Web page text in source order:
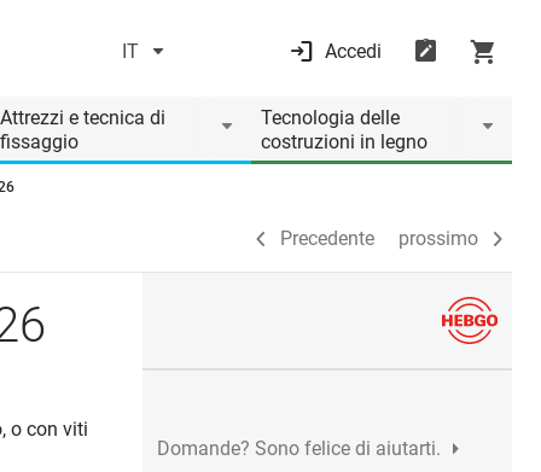
IT Accedi
Attrezzi e tecnica di
fissaggio
Tecnologia delle
costruzioni in legno
Precedente prossimo
Precedente prossimo
o con viti
Domande? Sono felice di aiutarti.